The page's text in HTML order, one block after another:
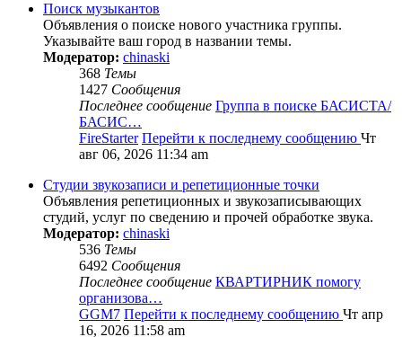
Поиск музыкантов
Объявления о поиске нового участника группы.
Указывайте ваш город в названии темы.
Модератор: chinaski
368 Темы
1427 Сообщения
Последнее сообщение Группа в поиске БАСИСТА/
БАСИС…
FireStarter Перейти к последнему сообщению Чт
авг 06, 2026 11:34 am
Студии звукозаписи и репетиционные точки
Объявления репетиционных и звукозаписывающих
студий, услуг по сведению и прочей обработке звука.
Модератор: chinaski
536 Темы
6492 Сообщения
Последнее сообщение КВАРТИРНИК помогу
организова…
GGM7 Перейти к последнему сообщению Чт апр
16, 2026 11:58 am